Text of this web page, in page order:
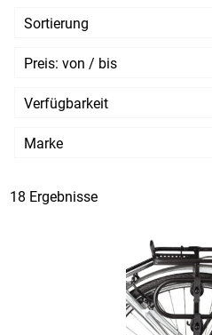
Sortierung
Preis: von / bis
Verfügbarkeit
Marke
18 Ergebnisse